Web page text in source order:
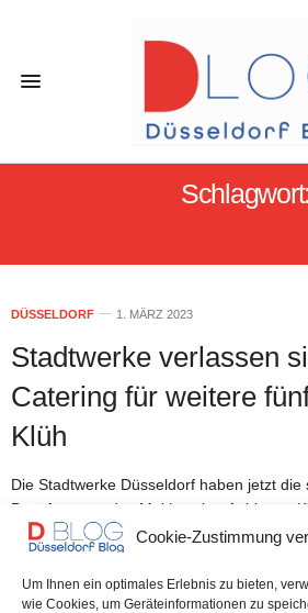
Cookie-Zustimmung
Um Ihnen ein optimales Erlebnis zu bieten,
wie Cookies, um Geräteinformationen zu
Schlagwort:
DÜSSELDORF 1. MÄRZ 2023
Stadtwerke verlassen
Catering für weitere
Klüh
Die Stadtwerke Düsseldorf haben jetzt
Beauftragung des Multiservice-Anbieters
Leistungen…
0 SHARES